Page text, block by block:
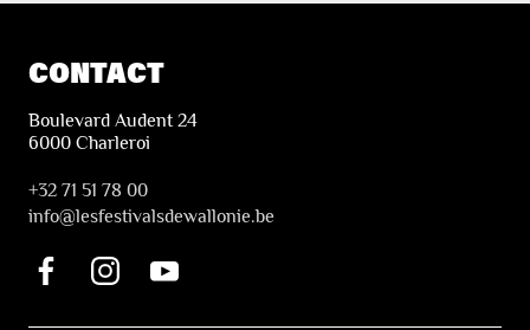
CONTACT
Boulevard Audent 24
6000 Charleroi
+32 71 51 78 00
info@lesfestivalsdewallonie.be